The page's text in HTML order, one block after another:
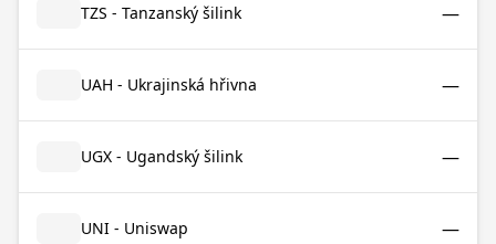
TZS - Tanzanský šilink —
UAH - Ukrajinská hřivna —
UGX - Ugandský šilink —
UNI - Uniswap —